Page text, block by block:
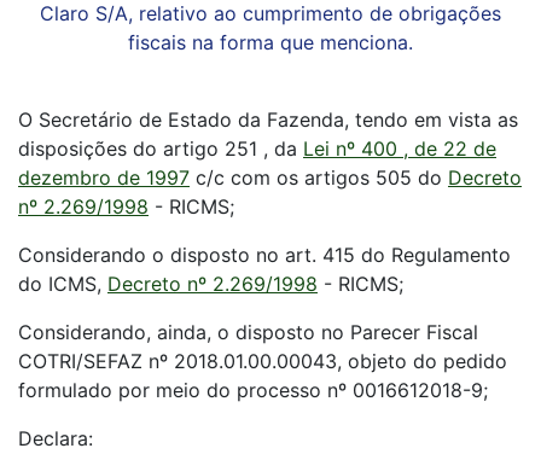
Claro S/A, relativo ao cumprimento de obrigações
fiscais na forma que menciona.
O Secretário de Estado da Fazenda, tendo em vista as
disposições do artigo 251 , da Lei nº 400 , de 22 de
dezembro de 1997 c/c com os artigos 505 do Decreto
nº 2.269/1998 - RICMS;
Considerando o disposto no art. 415 do Regulamento
do ICMS, Decreto nº 2.269/1998 - RICMS;
Considerando, ainda, o disposto no Parecer Fiscal
COTRI/SEFAZ nº 2018.01.00.00043, objeto do pedido
formulado por meio do processo nº 0016612018-9;
Declara: